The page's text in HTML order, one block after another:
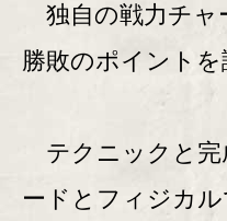
独自の戦力チャ
勝敗のポイントを
テクニックと完
ードとフィジカ